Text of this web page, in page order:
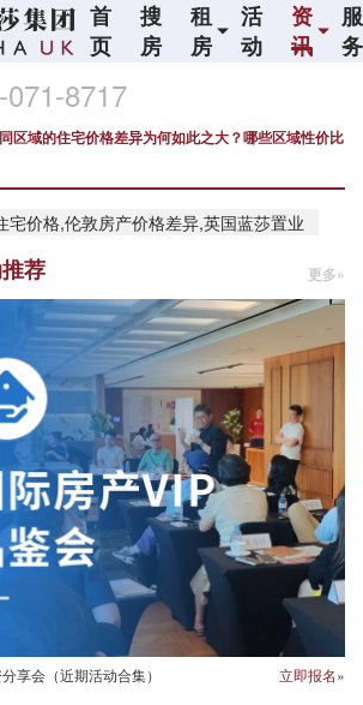
首
页
搜
房
租
房
活
动
资
讯
服
务
8717
区域的住宅价格差异为何如此之大？哪些区域性价比
宅价格,伦敦房产价格差异,英国蓝莎置业
荐 更多»
享会（近期活动合集） 立即报名»